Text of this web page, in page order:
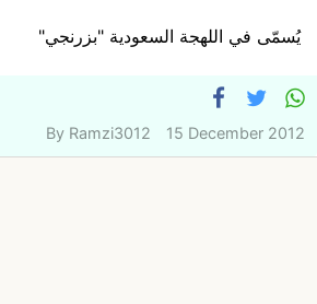
يُسمّى في اللهجة السعودية "بزرنجي"
By Ramzi3012 15 December 2012